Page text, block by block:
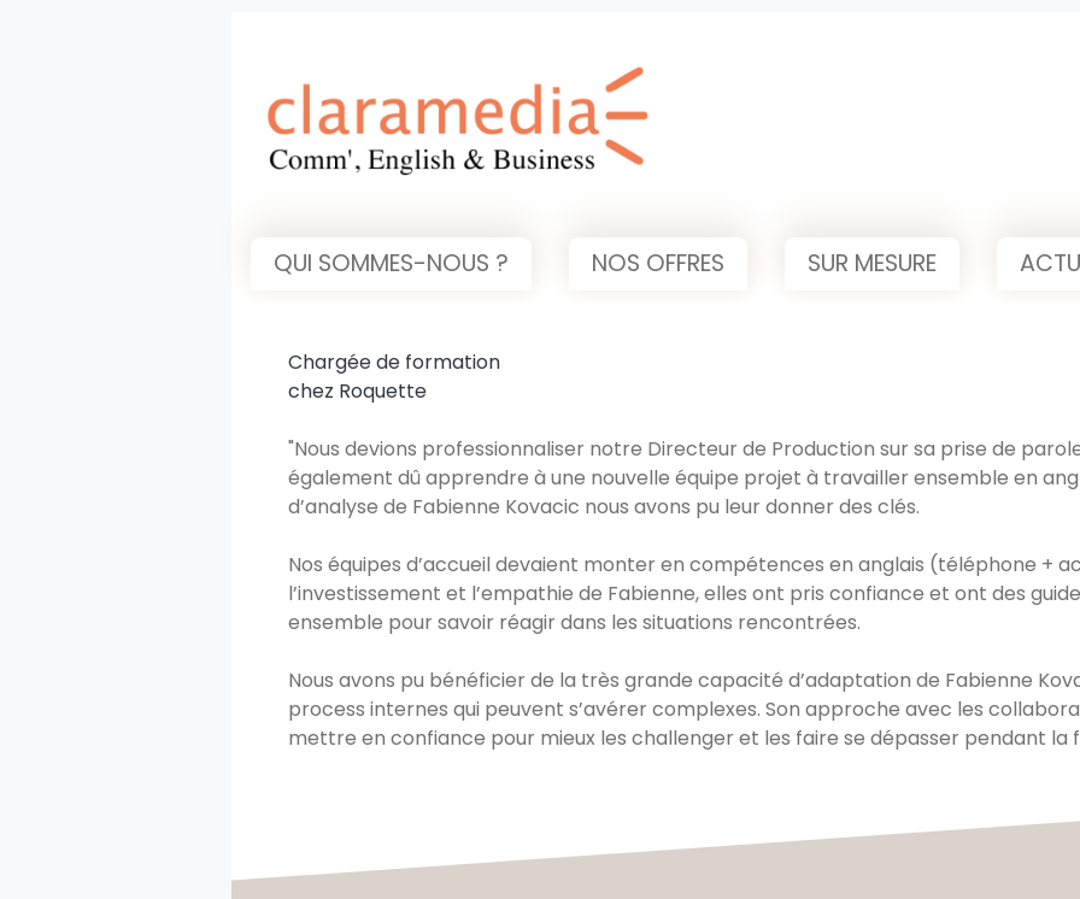
QUI SOMMES-NOUS ? NOS OFFRES SUR MESURE
Chargée de formation
chez Roquette
"Nous devions professionnaliser notre Directeur de Production sur sa prise de
également dû apprendre à une nouvelle équipe projet à travailler ensemble en
d’analyse de Fabienne Kovacic nous avons pu leur donner des clés.
Nos équipes d’accueil devaient monter en compétences en anglais (téléphone +
l’investissement et l’empathie de Fabienne, elles ont pris confiance et ont des
ensemble pour savoir réagir dans les situations rencontrées.
Nous avons pu bénéficier de la très grande capacité d’adaptation de Fabienne
process internes qui peuvent s’avérer complexes. Son approche avec les
mettre en confiance pour mieux les challenger et les faire se dépasser pendant la